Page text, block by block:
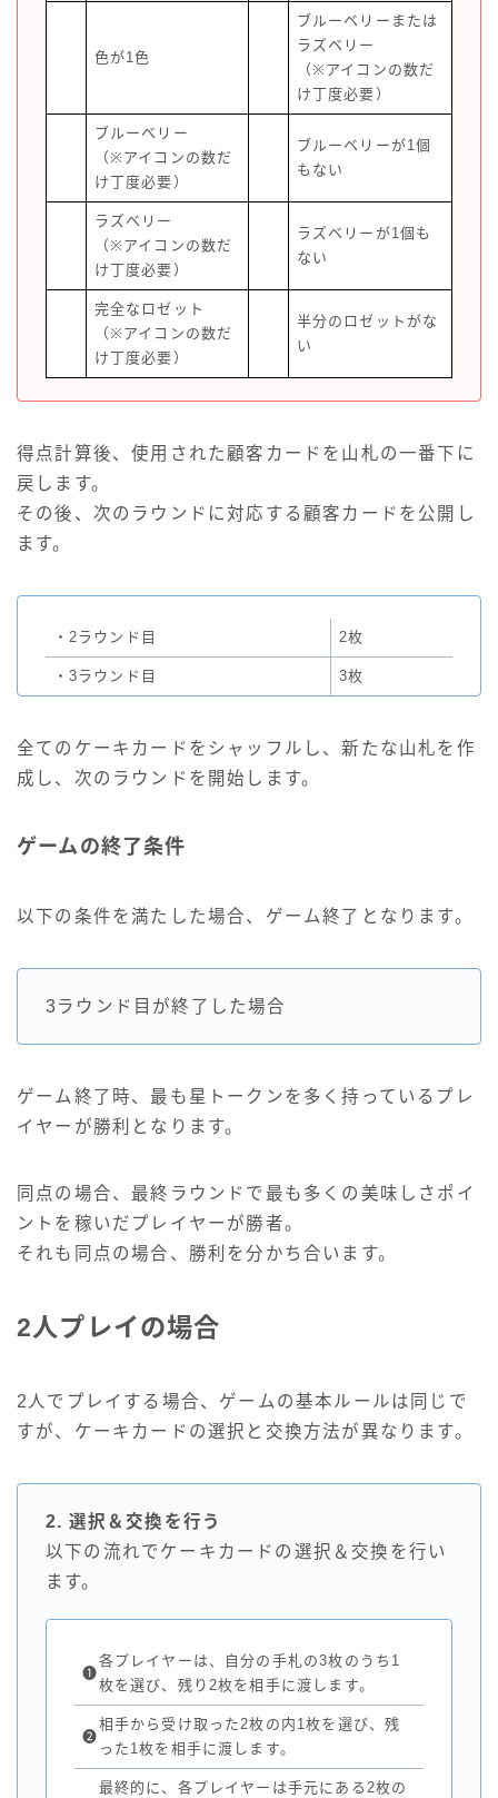
色が1色
ブルーベリーまたは
ラズベリー
（※アイコンの数だ
け丁度必要）
ブルーベリー
（※アイコンの数だ
け丁度必要）
ブルーベリーが1個
もない
ラズベリー
（※アイコンの数だ
け丁度必要）
ラズベリーが1個も
ない
完全なロゼット
（※アイコンの数だ
け丁度必要）
半分のロゼットがな
い
得点計算後、使用された顧客カードを山札の一番下に
戻します。
その後、次のラウンドに対応する顧客カードを公開し
ます。
・2ラウンド目 2枚
・3ラウンド目 3枚
全てのケーキカードをシャッフルし、新たな山札を作
成し、次のラウンドを開始します。
ゲームの終了条件
以下の条件を満たした場合、ゲーム終了となります。
3ラウンド目が終了した場合
ゲーム終了時、最も星トークンを多く持っているプレ
イヤーが勝利となります。
同点の場合、最終ラウンドで最も多くの美味しさポイ
ントを稼いだプレイヤーが勝者。
それも同点の場合、勝利を分かち合います。
2人プレイの場合
2人でプレイする場合、ゲームの基本ルールは同じで
すが、ケーキカードの選択と交換方法が異なります。
2. 選択＆交換を行う
以下の流れでケーキカードの選択＆交換を行い
ます。
❶
各プレイヤーは、自分の手札の3枚のうち1
枚を選び、残り2枚を相手に渡します。
❷
相手から受け取った2枚の内1枚を選び、残
った1枚を相手に渡します。
最終的に、各プレイヤーは手元にある2枚の